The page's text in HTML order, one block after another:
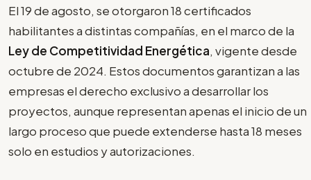
El 19 de agosto, se otorgaron 18 certificados
habilitantes a distintas compañías, en el marco de la
Ley de Competitividad Energética, vigente desde
octubre de 2024. Estos documentos garantizan a las
empresas el derecho exclusivo a desarrollar los
proyectos, aunque representan apenas el inicio de un
largo proceso que puede extenderse hasta 18 meses
solo en estudios y autorizaciones.